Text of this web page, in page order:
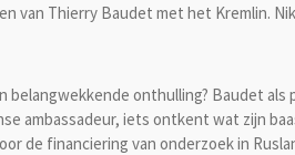
van Thierry Baudet met het Kremlin.
belangwekkende onthulling? Baudet
ambassadeur, iets ontkent wat zijn
de financiering van onderzoek in